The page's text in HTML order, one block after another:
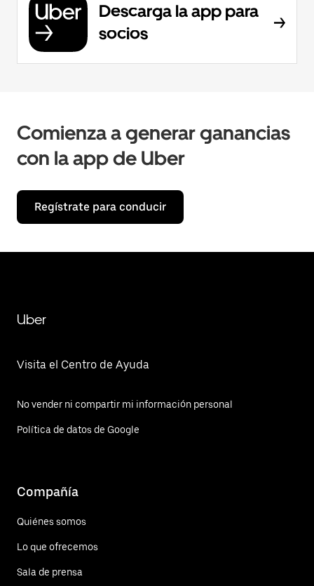
Descarga la app para
socios
Comienza a generar ganancias
con la app de Uber
Regístrate para conducir
Uber
Visita el Centro de Ayuda
No vender ni compartir mi información personal
Política de datos de Google
Compañía
Quiénes somos
Lo que ofrecemos
Sala de prensa